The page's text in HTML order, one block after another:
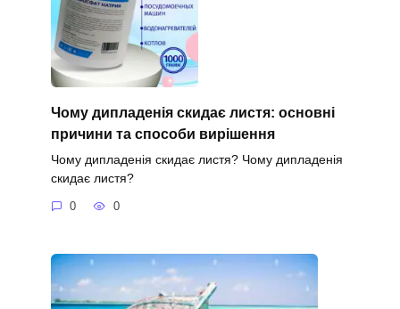
Чому дипладенія скидає листя: основні
причини та способи вирішення
Чому дипладенія скидає листя? Чому дипладенія
скидає листя?
0 0